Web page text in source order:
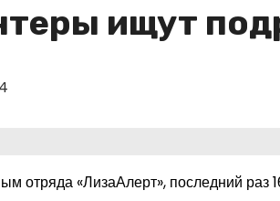
ищут
отряда «ЛизаАлерт», последний